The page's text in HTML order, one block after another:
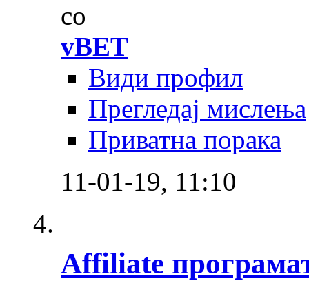
со
vBET
Види профил
Прегледај мислења
Приватна порака
11-01-19, 11:10
Affiliate